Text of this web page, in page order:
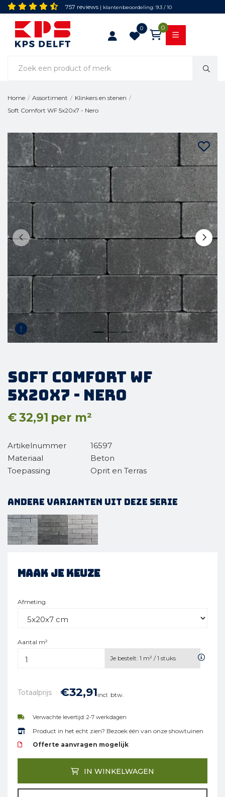
757 reviews | klantenbeoordeling: 9.3 / 10
0 0
Home / Assortiment / Klinkers en stenen /
Soft Comfort WF 5x20x7 - Nero
Soft Comfort WF
5x20x7 - Nero
€32,91 per m²
Artikelnummer
16597
Materiaal
Beton
Toepassing
Oprit en Terras
Andere varianten uit deze serie
Maak je keuze
Afmeting
Aantal m²
Je bestelt: 1 m² /1 stuks
Totaalprijs €32,91incl. btw.
Verwachte levertijd: 2-7 werkdagen
Product in het echt zien? Bezoek één van onze showtuinen
Offerte aanvragen mogelijk
IN WINKELWAGEN